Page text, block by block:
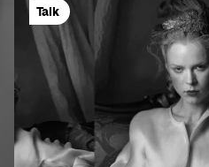
Talk